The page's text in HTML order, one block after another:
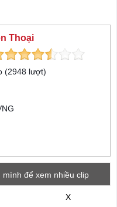
Thoại
(2948 lượt)
mình để xem nhiều clip
X